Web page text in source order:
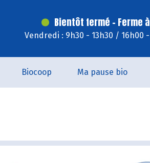
Bientôt fermé - Ferme
Vendredi : 9h30 - 13h30 / 16h00 -
Biocoop Ma pause bio